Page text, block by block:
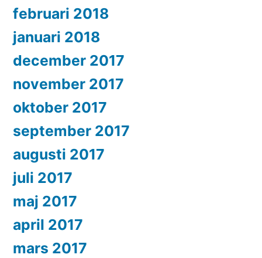
februari 2018
januari 2018
december 2017
november 2017
oktober 2017
september 2017
augusti 2017
juli 2017
maj 2017
april 2017
mars 2017